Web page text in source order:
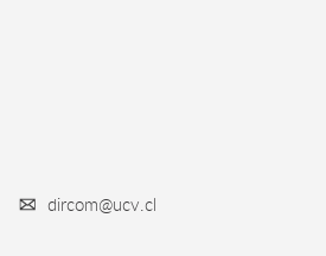
dircom@ucv.cl